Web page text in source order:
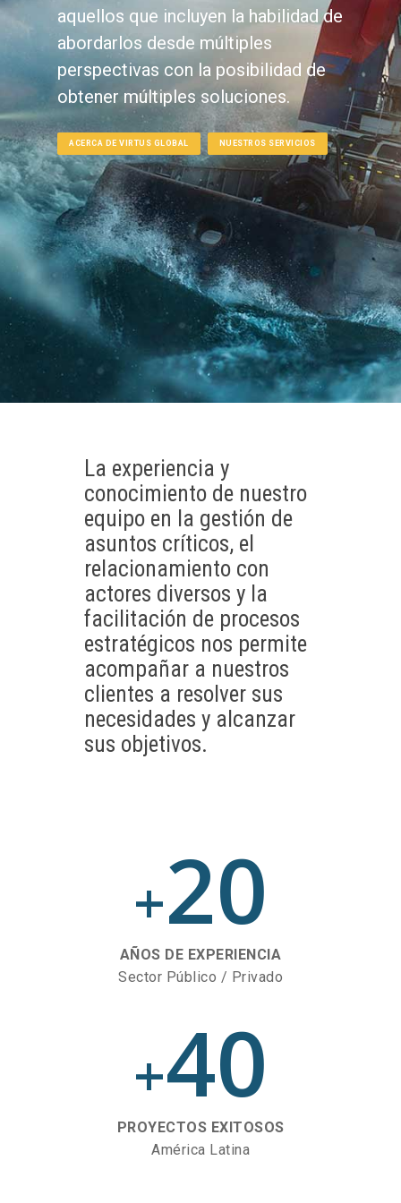
aquellos que incluyen la habilidad de
abordarlos desde múltiples
perspectivas con la posibilidad de
obtener múltiples soluciones.
ACERCA DE VIRTUS GLOBAL NUESTROS SERVICIOS
La experiencia y
conocimiento de nuestro
equipo en la gestión de
asuntos críticos, el
relacionamiento con
actores diversos y la
facilitación de procesos
estratégicos nos permite
acompañar a nuestros
clientes a resolver sus
necesidades y alcanzar
sus objetivos.
+20
AÑOS DE EXPERIENCIA
Sector Público / Privado
+40
PROYECTOS EXITOSOS
América Latina